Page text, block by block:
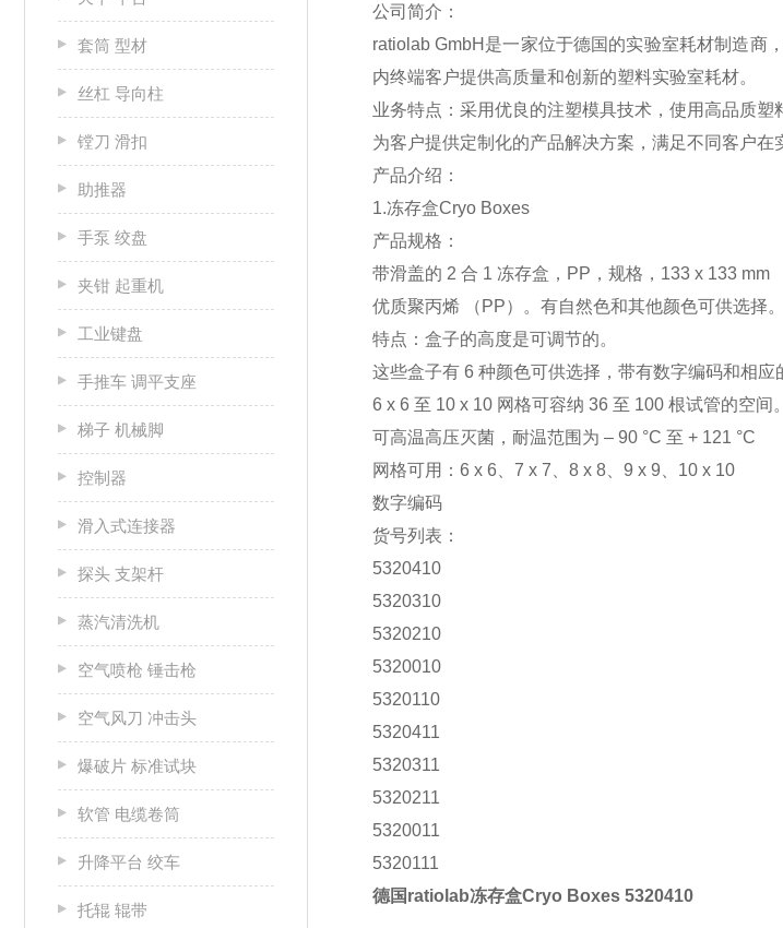
套筒 型材
丝杠 导向柱
镗刀 滑扣
助推器
手泵 绞盘
夹钳 起重机
工业键盘
手推车 调平支座
梯子 机械脚
控制器
滑入式连接器
探头 支架杆
蒸汽清洗机
空气喷枪 锤击枪
空气风刀 冲击头
爆破片 标准试块
软管 电缆卷筒
升降平台 绞车
托辊 辊带
公司简介：
ratiolab GmbH是一家位于德国的实验室耗材制造商
内终端客户提供高质量和创新的塑料实验室耗材。
业务特点：采用优良的注塑模具技术，使用高品质
为客户提供定制化的产品解决方案，满足不同客户在
产品介绍：
1.冻存盒Cryo Boxes
产品规格：
带滑盖的 2 合 1 冻存盒，PP，规格，133 x 133 mm
优质聚丙烯 （PP）。有自然色和其他颜色可供选择。
特点：盒子的高度是可调节的。
这些盒子有 6 种颜色可供选择，带有数字编码和相应
6 x 6 至 10 x 10 网格可容纳 36 至 100 根试管的空间。
可高温高压灭菌，耐温范围为 – 90 °C 至 + 121 °C
网格可用：6 x 6、7 x 7、8 x 8、9 x 9、10 x 10
数字编码
货号列表：
5320410
5320310
5320210
5320010
5320110
5320411
5320311
5320211
5320011
5320111
德国ratiolab冻存盒Cryo Boxes 5320410